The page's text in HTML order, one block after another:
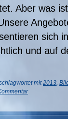
Aber was
sich
und auf
mit 2013,